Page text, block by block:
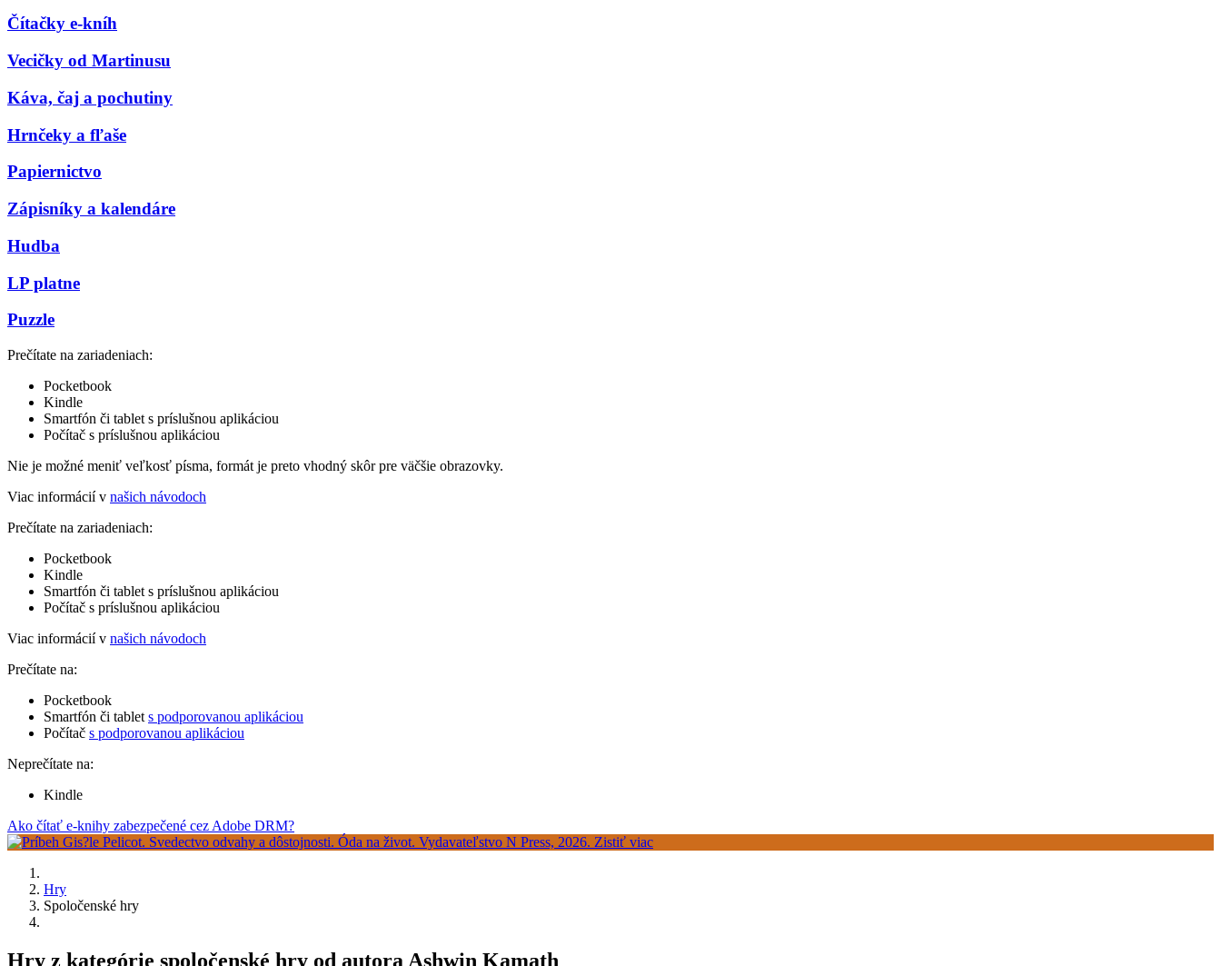
Čítačky e-kníh
Vecičky od Martinusu
Káva, čaj a pochutiny
Hrnčeky a fľaše
Papiernictvo
Zápisníky a kalendáre
Hudba
LP platne
Puzzle
Prečítate na zariadeniach:
Pocketbook
Kindle
Smartfón či tablet s príslušnou aplikáciou
Počítač s príslušnou aplikáciou
Nie je možné meniť veľkosť písma, formát je preto vhodný skôr pre väčšie obrazovky.
Viac informácií v našich návodoch
Prečítate na zariadeniach:
Pocketbook
Kindle
Smartfón či tablet s príslušnou aplikáciou
Počítač s príslušnou aplikáciou
Viac informácií v našich návodoch
Prečítate na:
Pocketbook
Smartfón či tablet s podporovanou aplikáciou
Počítač s podporovanou aplikáciou
Neprečítate na:
Kindle
Ako čítať e-knihy zabezpečené cez Adobe DRM?
Hry
Spoločenské hry
Hry z kategórie spoločenské hry od autora Ashwin Kamath